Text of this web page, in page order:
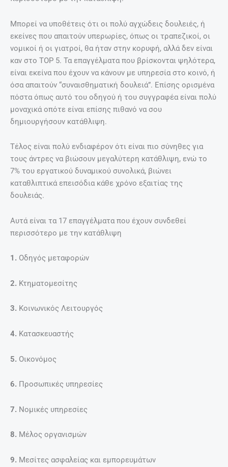
Μπορεί να υποθέτεις ότι οι πολύ αγχώδεις δουλειές, ή
εκείνες που απαιτούν υπερωρίες, όπως οι τραπεζικοί, οι
νομικοί ή οι γιατροί, θα ήταν στην κορυφή, αλλά δεν είναι
καν στο ΤΟP 5. Τα επαγγέλματα που βρίσκονται ψηλότερα,
είναι εκείνα που έχουν να κάνουν με υπηρεσία στο κοινό, ή
όσα απαιτούν “συναισθηματική δουλειά”. Επίσης ορισμένα
πόστα όπως αυτό του οδηγού ή του συγγραφέα είναι πολύ
μοναχικά οπότε είναι επίσης πιθανό να σου
δημιουργήσουν κατάθλιψη.
Τέλος είναι πολύ ενδιαφέρον ότι είναι πιο σύνηθες για
τους άντρες να βιώσουν μεγαλύτερη κατάθλιψη, ενώ το
7% του εργατικού δυναμικού συνολικά, βιώνει
καταθλιπτικά επεισόδια κάθε χρόνο εξαιτίας της
δουλειάς.
Αυτά είναι τα 17 επαγγέλματα που έχουν συνδεθεί
περισσότερο με την κατάθλιψη
1. Οδηγός μεταφορών
2. Κτηματομεσίτης
3. Κοινωνικός Λειτουργός
4. Κατασκευαστής
5. Οικονόμος
6. Προσωπικές υπηρεσίες
7. Νομικές υπηρεσίες
8. Μέλος οργανισμών
9. Μεσίτες ασφαλείας και εμπορευμάτων